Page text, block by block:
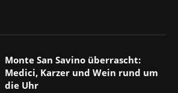
Monte San Savino überrascht:
Medici, Karzer und Wein rund um
die Uhr